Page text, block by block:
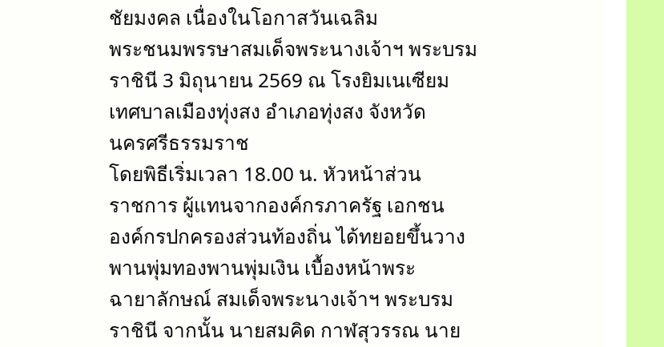
ชัยมงคล เนื่องในโอกาสวันเฉลิม
พระชนมพรรษาสมเด็จพระนางเจ้าฯ พระบรม
ราชินี 3 มิถุนายน 2569 ณ โรงยิมเนเซียม
เทศบาลเมืองทุ่งสง อำเภอทุ่งสง จังหวัด
นครศรีธรรมราช
โดยพิธีเริ่มเวลา 18.00 น. หัวหน้าส่วน
ราชการ ผู้แทนจากองค์กรภาครัฐ เอกชน
องค์กรปกครองส่วนท้องถิ่น ได้ทยอยขึ้นวาง
พานพุ่มทองพานพุ่มเงิน เบื้องหน้าพระ
ฉายาลักษณ์ สมเด็จพระนางเจ้าฯ พระบรม
ราชินี จากนั้น นายสมคิด กาฬสุวรรณ นาย